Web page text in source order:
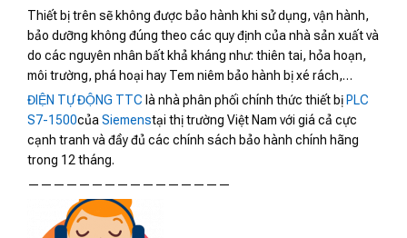
Thiết bị trên sẽ không được bảo hành khi sử dụng, vận hành,
bảo dưỡng không đúng theo các quy định của nhà sản xuất và
do các nguyên nhân bất khả kháng như: thiên tai, hỏa hoạn,
môi trường, phá hoại hay Tem niêm bảo hành bị xé rách,…
ĐIỆN TỰ ĐỘNG TTC là nhà phân phối chính thức thiết bị PLC
S7-1500củaSiemenstại thị trường Việt Nam với giá cả cực
cạnh tranh và đầy đủ các chính sách bảo hành chính hãng
trong 12 tháng.
————————————————